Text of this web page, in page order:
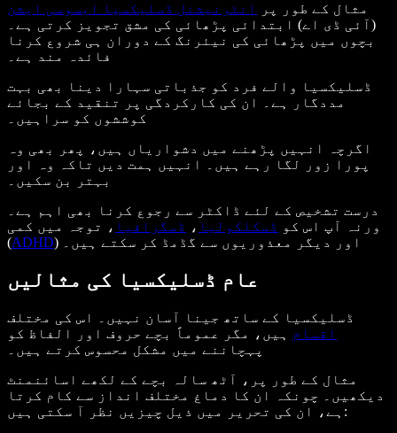
مثال کے طور پر
انٹرنیشنل ڈسلیکسیا ایسوسی ایشن
(آئی ڈی اے) ابتدائی پڑھائی کی مشق تجویز کرتی ہے۔
بچوں میں پڑھائی کی نیئرنگ کے دوران ہی شروع کرنا
فائدہ مند ہے۔
ڈسلیکسیا والے فرد کو جذباتی سہارا دینا بھی بہت
مددگار ہے۔ ان کی کارکردگی پر تنقید کے بجائے
کوششوں کو سراہیں۔
اگرچہ انہیں پڑھنے میں دشواریاں ہیں، پھر بھی وہ
پورا زور لگا رہے ہیں۔ انہیں ہمت دیں تاکہ وہ اور
بہتر بن سکیں۔
درست تشخیص کے لئے ڈاکٹر سے رجوع کرنا بھی اہم ہے۔
ورنہ آپ اس کو ڈسکلکولیا ، ڈسگرافیا ، توجہ میں کمی
(ADHD ) اور دیگر معذوریوں سے گڈمڈ کر سکتے ہیں۔
عام ڈسلیکسیا کی مثالیں
ڈسلیکسیا کے ساتھ جینا آسان نہیں۔ اس کی مختلف
اقسام
ہیں، مگر عموماً بچے حروف اور الفاظ کو
پہچاننے میں مشکل محسوس کرتے ہیں۔
مثال کے طور پر، آٹھ سالہ بچے کے لکھے اسائنمنٹ
دیکھیں۔ چونکہ ان کا دماغ مختلف انداز سے کام کرتا
ہے، ان کی تحریر میں ذیل چیزیں نظر آ سکتی ہیں: